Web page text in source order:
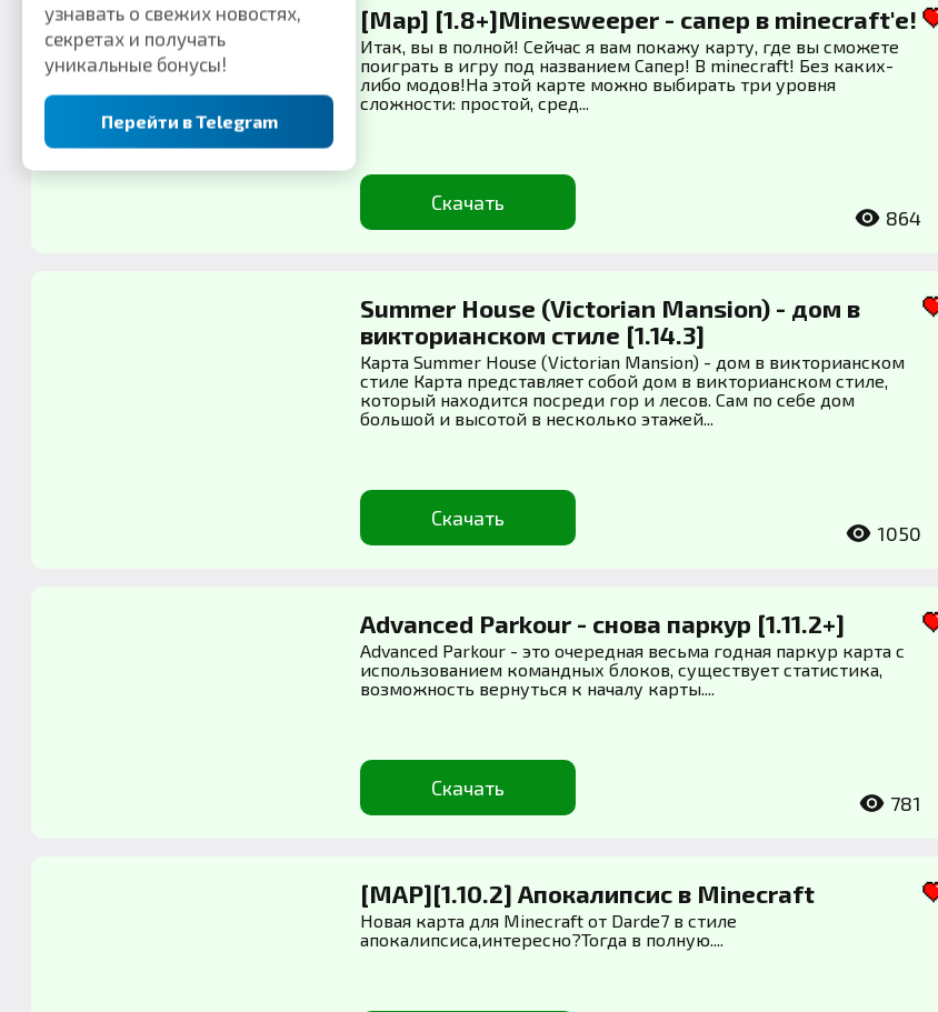
[Map] [1.8+]Minesweeper - сапер в minecraft'e!
Итак, вы в полной! Сейчас я вам покажу карту, где вы сможете
поиграть в игру под названием Сапер! В minecraft! Без каких-
либо модов!На этой карте можно выбирать три уровня
сложности: простой, сред...
Скачать
864
Summer House (Victorian Mansion) - дом в
викторианском стиле [1.14.3]
Карта Summer House (Victorian Mansion) - дом в викторианском
стиле Карта представляет собой дом в викторианском стиле,
который находится посреди гор и лесов. Сам по себе дом
большой и высотой в несколько этажей...
Скачать
1050
Advanced Parkour - снова паркур [1.11.2+]
Advanced Parkour - это очередная весьма годная паркур карта с
использованием командных блоков, существует статистика,
возможность вернуться к началу карты....
Скачать
781
[MAP][1.10.2] Апокалипсис в Minecraft
Новая карта для Minecraft от Darde7 в стиле
апокалипсиса,интересно?Тогда в полную....
узнавать о свежих новостях,
секретах и получать
уникальные бонусы!
Перейти в Telegram